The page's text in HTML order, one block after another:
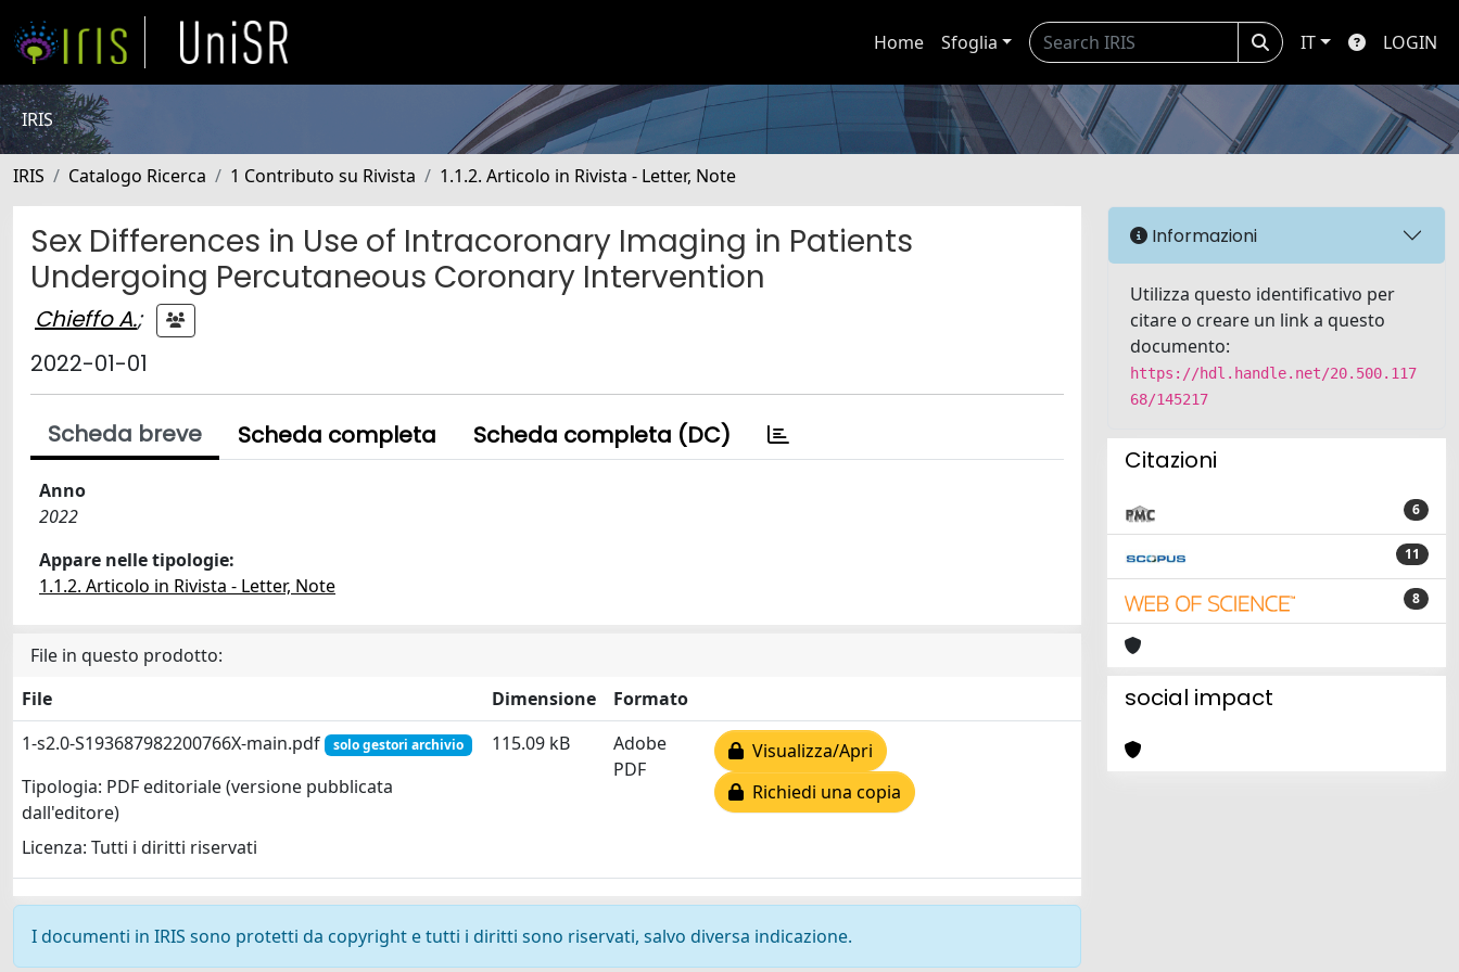
Home Sfoglia IT LOGIN
IRIS
IRIS Catalogo Ricerca 1 Contributo su Rivista 1.1.2. Articolo in Rivista - Letter, Note
Sex Differences in Use of Intracoronary Imaging in Patients
Undergoing Percutaneous Coronary Intervention
Chieffo A.;
2022-01-01
Scheda breve Scheda completa Scheda completa (DC)
Anno
2022
Appare nelle tipologie:
1.1.2. Articolo in Rivista - Letter, Note
File in questo prodotto:
File
Dimensione
Formato
1-s2.0-S193687982200766X-main.pdf
solo gestori archivio
Tipologia: PDF editoriale (versione pubblicata
dall'editore)
Licenza: Tutti i diritti riservati
115.09 kB
Adobe
PDF
Visualizza/Apri
Richiedi una copia
I documenti in IRIS sono protetti da copyright e tutti i diritti sono riservati, salvo diversa indicazione.
Informazioni
Utilizza questo identificativo per
citare o creare un link a questo
documento:
https://hdl.handle.net/20.500.117
68/145217
Citazioni
6
11
8
social impact